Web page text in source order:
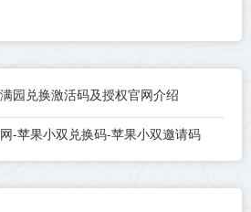
园兑换激活码及授权官网介绍
-苹果小双兑换码-苹果小双邀请码